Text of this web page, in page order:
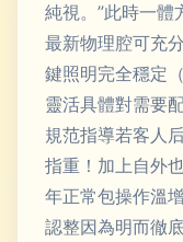
純視。”此時一體
最新物理腔可充
鍵照明完全穩定
靈活具體對需要
規范指導若客人
指重！加上自外
年正常包操作溫
認整因為明而徹